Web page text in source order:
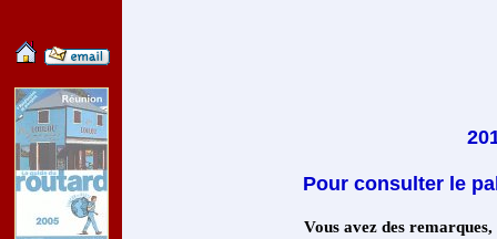
Pour consulter le
Vous avez des